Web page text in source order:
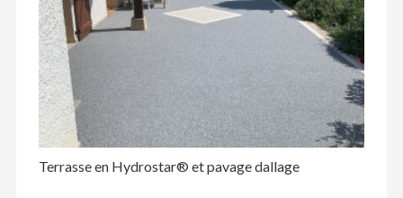
Terrasse en Hydrostar® et pavage dallage